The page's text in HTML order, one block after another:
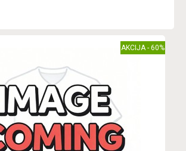
AKCIJA - 60%